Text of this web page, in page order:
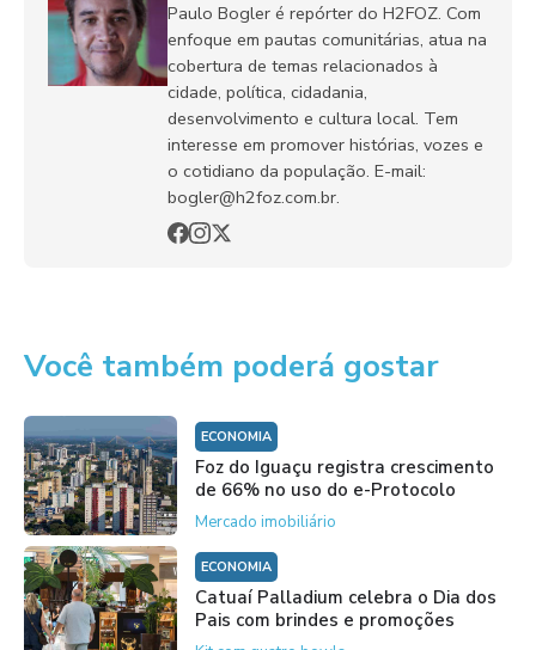
Paulo Bogler é repórter do H2FOZ. Com
enfoque em pautas comunitárias, atua na
cobertura de temas relacionados à
cidade, política, cidadania,
desenvolvimento e cultura local. Tem
interesse em promover histórias, vozes e
o cotidiano da população. E-mail:
bogler@h2foz.com.br.
Você também poderá gostar
ECONOMIA
Foz do Iguaçu registra crescimento
de 66% no uso do e-Protocolo
Mercado imobiliário
ECONOMIA
Catuaí Palladium celebra o Dia dos
Pais com brindes e promoções